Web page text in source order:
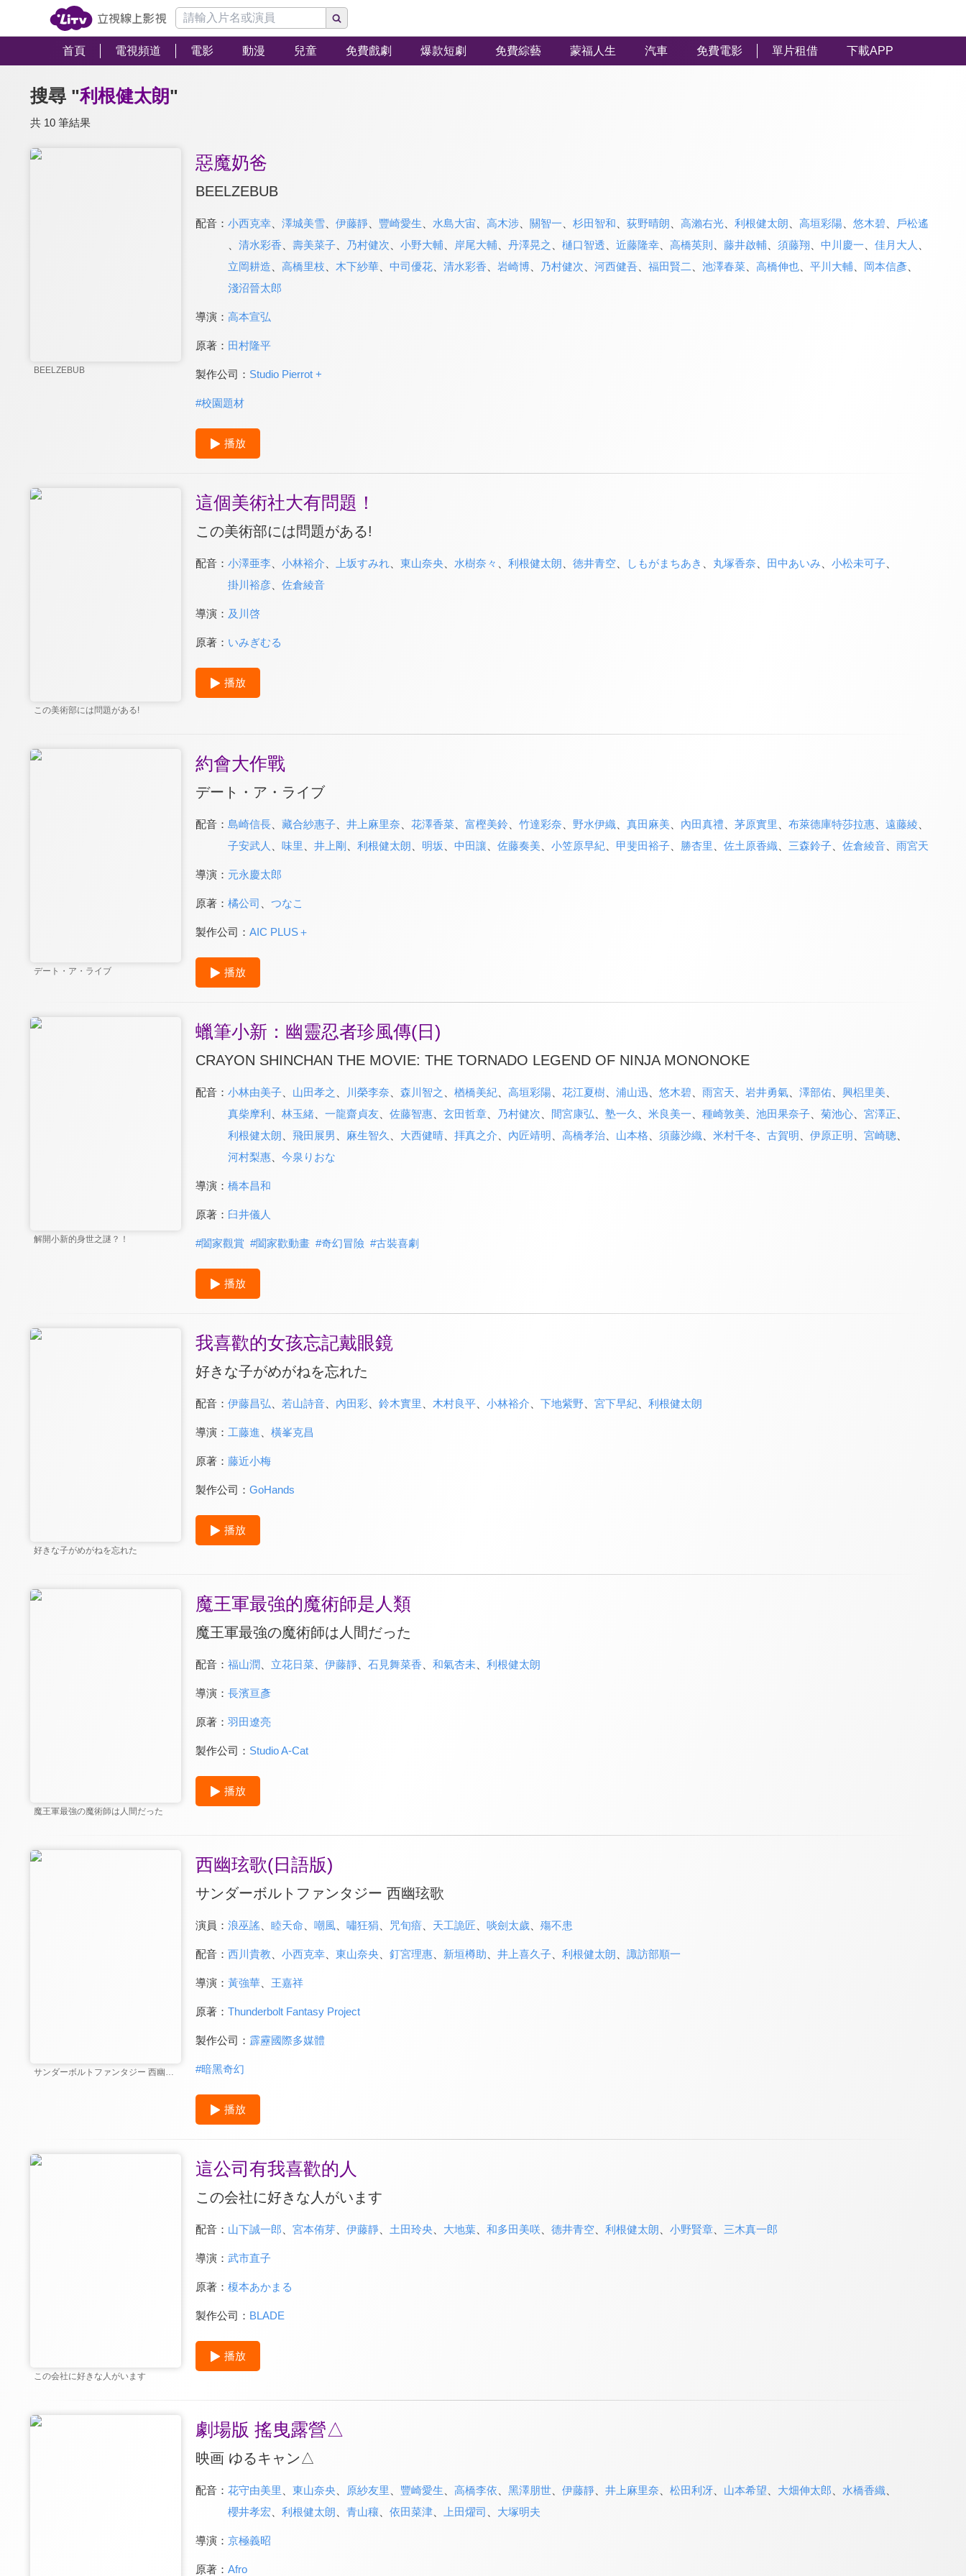
首頁 電視頻道 電影 動漫 兒童 免費戲劇 爆款短劇 免費綜藝 蒙福人生 汽車 免費電影 單片租借 下載APP
搜尋 "利根健太朗"
共 10 筆結果
BEELZEBUB
惡魔奶爸
BEELZEBUB
配音： 小西克幸、 澤城美雪 伊藤靜、 豐崎愛生 水島大宙 高木涉、 關智一 杉田智和 荻野晴朗 高瀨右光、 利根健太朗 高垣彩陽、 悠木碧
戶松遙
清水彩香 壽美菜子、 乃村健次 小野大輔、 岸尾大輔、 丹澤晃之 樋口智透 近藤隆幸、 高橋英則 藤井啟輔、 須藤翔 中川慶一 佳月大人
立岡耕造
高橋里枝 木下紗華、 中司優花、 清水彩香 岩崎博、 乃村健次 河西健吾、 福田賢二 池澤春菜、 高橋伸也、 平川大輔、 岡本信彥、
淺沼晉太郎
導演： 高本宣弘
原著： 田村隆平
製作公司： Studio Pierrot +
#校園題材
播放
この美術部には問題がある!
這個美術社大有問題！
この美術部には問題がある!
配音： 小澤亜李 小林裕介 上坂すみれ、 東山奈央 水樹奈々 利根健太朗 徳井青空、 しもがまちあき 丸塚香奈 田中あいみ 小松未可子、
掛川裕彦、 佐倉綾音
導演： 及川啓
原著： いみぎむる
播放
デート・ア・ライブ
約會大作戰
デート・ア・ライブ
配音： 島崎信長、 藏合紗惠子、 井上麻里奈 花澤香菜、 富樫美鈴 竹達彩奈 野水伊織、 真田麻美 內田真禮 茅原實里 布萊德庫特莎拉惠、 遠藤綾
子安武人
味里 井上剛 利根健太朗 明坂 中田讓 佐藤奏美 小笠原早紀、 甲斐田裕子、 勝杏里 佐土原香織、 三森鈴子、 佐倉綾音、 雨宮天
導演： 元永慶太郎
原著： 橘公司 つなこ
製作公司： AIC PLUS＋
播放
解開小新的身世之謎？！
蠟筆小新：幽靈忍者珍風傳(日)
CRAYON SHINCHAN THE MOVIE: THE TORNADO LEGEND OF NINJA MONONOKE
配音： 小林由美子、 山田孝之 川榮李奈 森川智之 楢橋美紀、 高垣彩陽、 花江夏樹、 浦山迅 悠木碧 雨宮天 岩井勇氣、 澤部佑、 興梠里美
真柴摩利
林玉緒、 一龍齋貞友 佐藤智惠、 玄田哲章、 乃村健次 間宮康弘 塾一久 米良美一 種崎敦美 池田果奈子、 菊池心、 宮澤正
利根健太朗
飛田展男 麻生智久 大西健晴、 拝真之介 內匠靖明 高橋孝治、 山本格 須藤沙織、 米村千冬 古賀明 伊原正明 宮崎聰
河村梨惠、 今泉りおな
導演： 橋本昌和
原著： 臼井儀人
#闔家觀賞 #闔家歡動畫 #奇幻冒險 #古裝喜劇
播放
好きな子がめがねを忘れた
我喜歡的女孩忘記戴眼鏡
好きな子がめがねを忘れた
配音： 伊藤昌弘 若山詩音、 內田彩、 鈴木實里 木村良平、 小林裕介 下地紫野、 宮下早紀、 利根健太朗
導演： 工藤進 橫峯克昌
原著： 藤近小梅
製作公司： GoHands
播放
魔王軍最強の魔術師は人間だった
魔王軍最強的魔術師是人類
魔王軍最強の魔術師は人間だった
配音： 福山潤 立花日菜、 伊藤靜、 石見舞菜香 和氣杏未 利根健太朗
導演： 長濱亘彥
原著： 羽田遼亮
製作公司： Studio A-Cat
播放
サンダーボルトファンタジー 西幽玹歌
西幽玹歌(日語版)
サンダーボルトファンタジー 西幽玹歌
演員： 浪巫謠、 睦天命 嘲風、 嘯狂狷 咒旬瘖、 天工詭匠 啖劍太歲、 殤不患
配音： 西川貴教 小西克幸、 東山奈央 釘宮理惠、 新垣樽助 井上喜久子、 利根健太朗 諏訪部順一
導演： 黃強華、 王嘉祥
原著： Thunderbolt Fantasy Project
製作公司： 霹靂國際多媒體
#暗黑奇幻
播放
この会社に好きな人がいます
這公司有我喜歡的人
この会社に好きな人がいます
配音： 山下誠一郎 宮本侑芽、 伊藤靜、 土田玲央 大地葉、 和多田美咲 德井青空、 利根健太朗 小野賢章、 三木真一郎
導演： 武市直子
原著： 榎本あかまる
製作公司： BLADE
播放
劇場版 搖曳露營△
映画 ゆるキャン△
配音： 花守由美里 東山奈央 原紗友里 豐崎愛生 高橋李依 黑澤朋世、 伊藤靜、 井上麻里奈 松田利冴、 山本希望 大畑伸太郎 水橋香織、
櫻井孝宏
利根健太朗 青山穰、 依田菜津、 上田燿司 大塚明夫
導演： 京極義昭
原著： Afro